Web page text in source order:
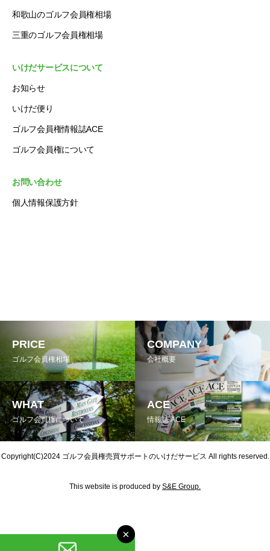
和歌山のゴルフ会員権相場
三重のゴルフ会員権相場
いけだサービスについて
お知らせ
いけだ便り
ゴルフ会員権情報誌ACE
ゴルフ会員権について
お問い合わせ
個人情報保護方針
PRICE
ゴルフ会員権相場
COMPANY
会社概要
WHAT
ゴルフ会員権について
ACE
情報誌 ACE
Copyright(C)2024 ゴルフ会員権売買サポートのいけだサービス All rights reserved.
This website is produced by S&E Group.
×